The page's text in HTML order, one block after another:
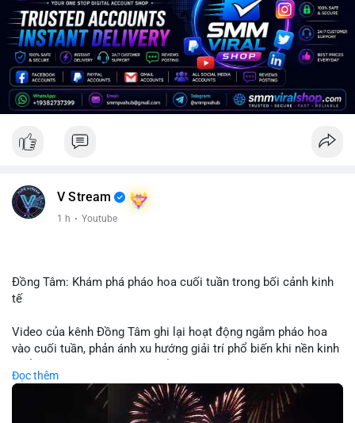
V Stream
1 h · Youtube
Đồng Tâm: Khám phá pháo hoa cuối tuần trong bối cảnh kinh
tế
Video của kênh Đồng Tâm ghi lại hoạt động ngắm pháo hoa
vào cuối tuần, phản ánh xu hướng giải trí phổ biến khi nền kinh
trải nghiệm hơn là đầu tư vào tài sản vật chất. Trong bối cảnh
lãi suất ổn định và thị trường crypto ổn định, hoạt động giải trí
như vậy thường tăng trưởng khi người dân có khả năng chi
Đọc thêm